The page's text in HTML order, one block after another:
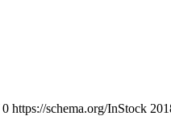
0 https://schema.org/InStock